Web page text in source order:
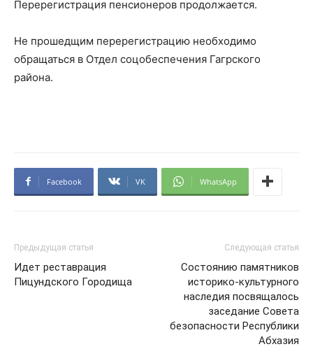
Перерегистрация пенсионеров продолжается.
Не прошедщим перерегистрацию необходимо
обращаться в Отдел соцобеспечения Гагрского
района.
Facebook VK WhatsApp
Предыдущая статья
Идет реставрация
Пицундского Городища
Следующая статья
Состоянию памятников
историко-культурного
наследия посвящалось
заседание Совета
безопасности Республики
Абхазия